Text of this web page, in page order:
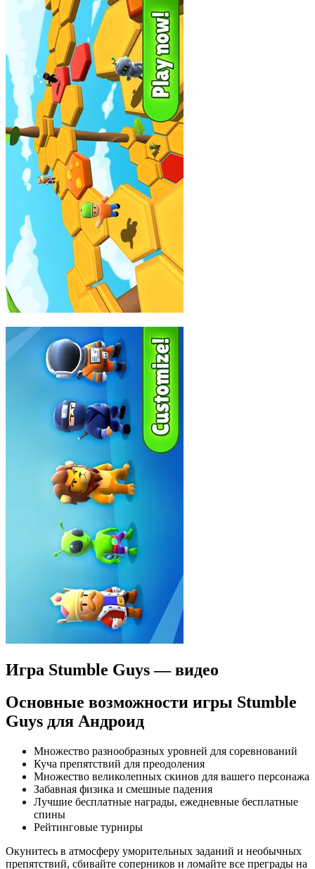
Игра Stumble Guys — видео
Основные возможности игры Stumble
Guys для Андроид
Множество разнообразных уровней для соревнований
Куча препятствий для преодоления
Множество великолепных скинов для вашего персонажа
Забавная физика и смешные падения
Лучшие бесплатные награды, ежедневные бесплатные
спины
Рейтинговые турниры
Окунитесь в атмосферу уморительных заданий и необычных
препятствий, сбивайте соперников и ломайте все преграды на